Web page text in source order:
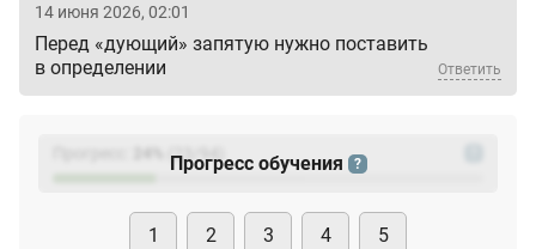
14 июня 2026, 02:01
Перед «дующий» запятую нужно поставить
в определении
Ответить
(23
Прогресс обучения ?
1 2 3 4 5